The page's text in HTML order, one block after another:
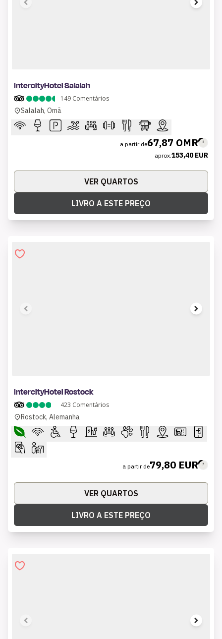
IntercityHotel Salalah
149 Comentários
Salalah, Omã
a partir de67,87 OMR
aprox. 153,40 EUR
VER QUARTOS
LIVRO A ESTE PREÇO
IntercityHotel Rostock
423 Comentários
Rostock, Alemanha
a partir de79,80 EUR
VER QUARTOS
LIVRO A ESTE PREÇO